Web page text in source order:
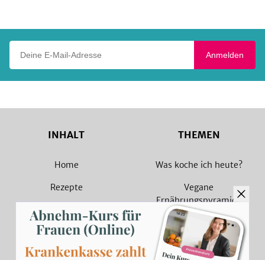
Anmelden
INHALT
Home
Rezepte
Magazin
Sammlungen
Rezept Suche
THEMEN
Was koche ich heute?
Vegane
Ernährungspyramide
Vegane Rezepte
Vegetarische Rezepte